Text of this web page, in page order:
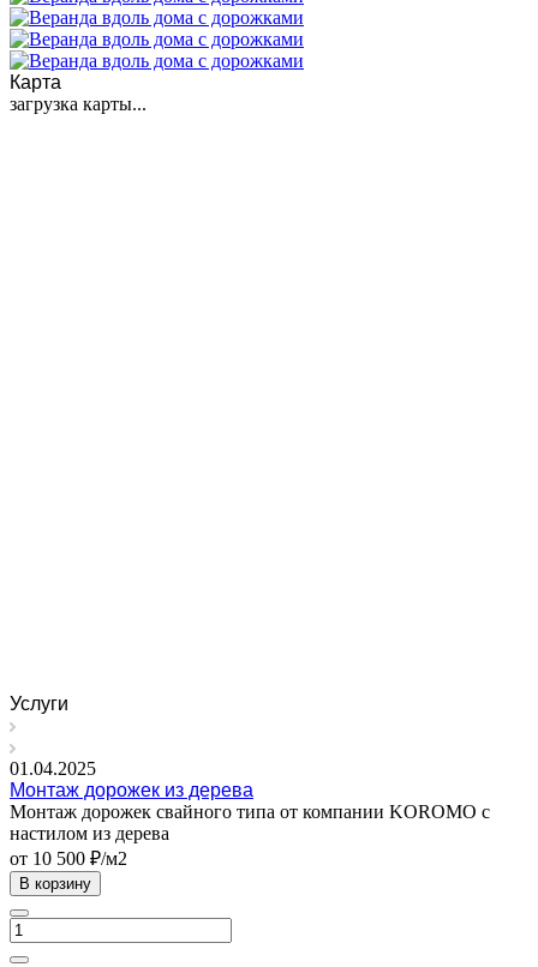
Карта
загрузка карты...
Услуги
01.04.2025
Монтаж дорожек из дерева
Монтаж дорожек свайного типа от компании KOROMO с
настилом из дерева
от 10 500 ₽/м2
В корзину